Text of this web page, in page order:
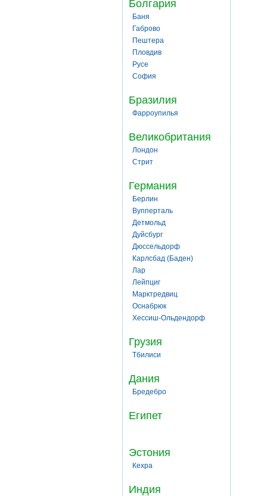
Болгария
Баня
Габрово
Пештера
Пловдив
Русе
София
Бразилия
Фарроупилья
Великобритания
Лондон
Стрит
Германия
Берлин
Вупперталь
Детмольд
Дуйсбург
Дюссельдорф
Карлсбад (Баден)
Лар
Лейпциг
Марктредвиц
Оснабрюк
Хессиш-Ольдендорф
Грузия
Тбилиси
Дания
Бредебро
Египет
Эстония
Кехра
Индия